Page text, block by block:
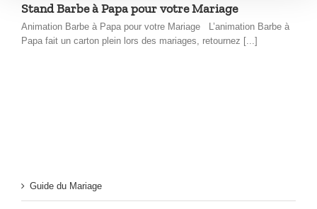
Stand Barbe à Papa pour votre Mariage
Animation Barbe à Papa pour votre Mariage L’animation Barbe à
Papa fait un carton plein lors des mariages, retournez [...]
Guide du Mariage